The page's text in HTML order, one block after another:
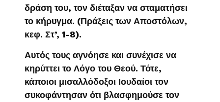
δράση του, τον διέταξαν να σταματήσει
το κήρυγμα. (Πράξεις των Αποστόλων,
κεφ. Στ’, 1-8).
Αυτός τους αγνόησε και συνέχισε να
κηρύττει το Λόγο του Θεού. Τότε,
κάποιοι μισαλλόδοξοι Ιουδαίοι τον
συκοφάντησαν ότι βλασφημούσε τον